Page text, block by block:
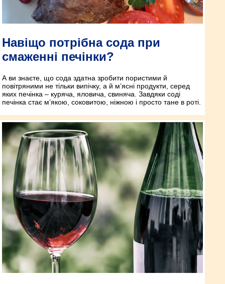
Навіщо потрібна сода при
смаженні печінки?
А ви знаєте, що сода здатна зробити пористими й
повітряними не тільки випічку, а й м’ясні продукти, серед
яких печінка – куряча, яловича, свиняча. Завдяки соді
печінка стає м’якою, соковитою, ніжною і просто тане в роті.